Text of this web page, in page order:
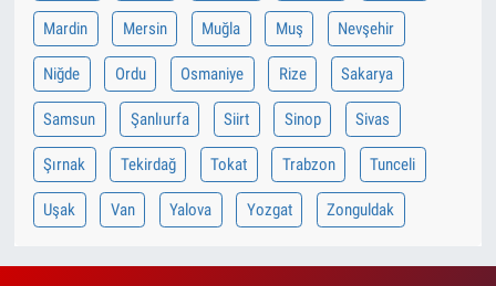
Mardin Mersin Muğla Muş Nevşehir
Niğde Ordu Osmaniye Rize Sakarya
Samsun Şanlıurfa Siirt Sinop Sivas
Şırnak Tekirdağ Tokat Trabzon Tunceli
Uşak Van Yalova Yozgat Zonguldak